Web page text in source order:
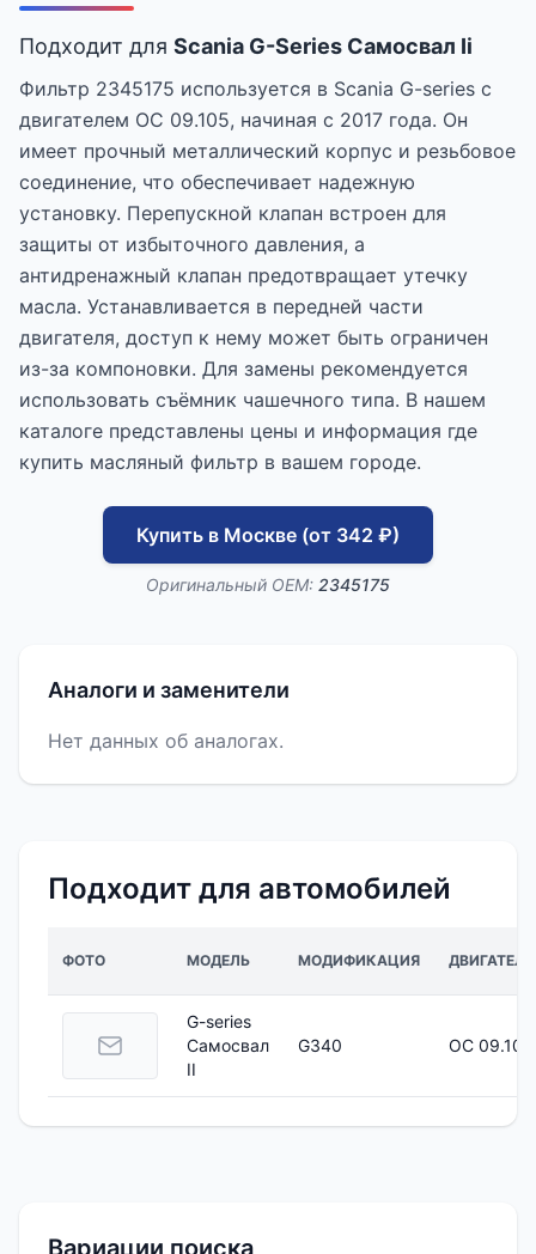
Подходит для Scania G-Series Самосвал Ii
Фильтр 2345175 используется в Scania G-series с
двигателем OC 09.105, начиная с 2017 года. Он
имеет прочный металлический корпус и резьбовое
соединение, что обеспечивает надежную
установку. Перепускной клапан встроен для
защиты от избыточного давления, а
антидренажный клапан предотвращает утечку
масла. Устанавливается в передней части
двигателя, доступ к нему может быть ограничен
из-за компоновки. Для замены рекомендуется
использовать съёмник чашечного типа. В нашем
каталоге представлены цены и информация где
купить масляный фильтр в вашем городе.
Купить в Москве (от 342 ₽)
Оригинальный OEM: 2345175
Аналоги и заменители
Нет данных об аналогах.
Подходит для автомобилей
ФОТО МОДЕЛЬ МОДИФИКАЦИЯ ДВИГАТЕЛЬ
G-series
Самосвал
II
G340 OC 09.105
Вариации поиска